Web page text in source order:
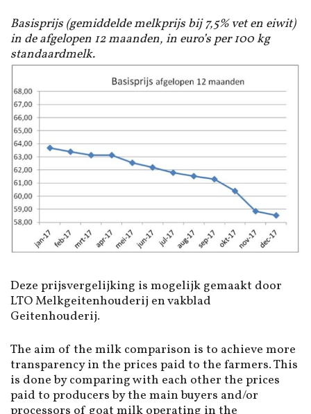
Basisprijs (gemiddelde melkprijs bij 7,5% vet en eiwit)
in de afgelopen 12 maanden, in euro’s per 100 kg
standaardmelk.
Deze prijsvergelijking is mogelijk gemaakt door
LTO Melkgeitenhouderij en vakblad
Geitenhouderij.
The aim of the milk comparison is to achieve more
transparency in the prices paid to the farmers. This
is done by comparing with each other the prices
paid to producers by the main buyers and/or